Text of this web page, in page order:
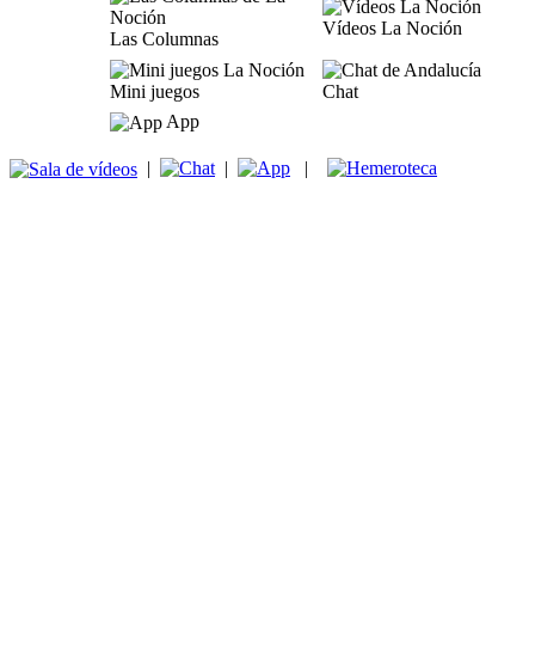
Las Columnas
Vídeos La Noción
Mini juegos
Chat
App
| | |